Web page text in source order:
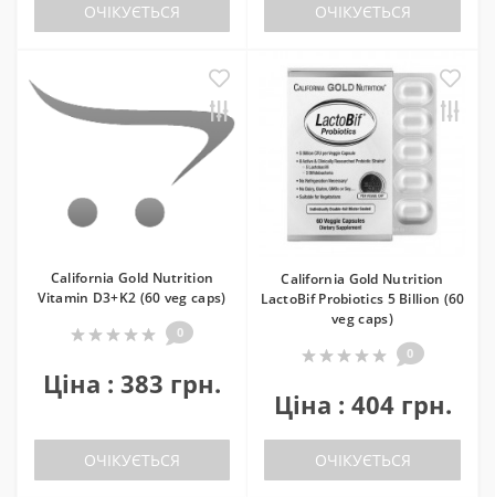
ОЧІКУЄТЬСЯ ОЧІКУЄТЬСЯ
California Gold Nutrition
Vitamin D3+K2 (60 veg caps)
0
Ціна : 383 грн.
ОЧІКУЄТЬСЯ
California Gold Nutrition
LactoBif Probiotics 5 Billion (60
veg caps)
0
Ціна : 404 грн.
ОЧІКУЄТЬСЯ